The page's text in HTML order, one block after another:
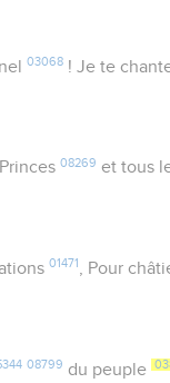
03068! Je te
08269 et tous
01471 , Pour
08799 du peuple